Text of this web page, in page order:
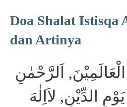
Doa Shalat Istisqa
dan Artinya
اَلرَّحْمٰنِ
الدِّيْنِ, لاَاِلٰهَ